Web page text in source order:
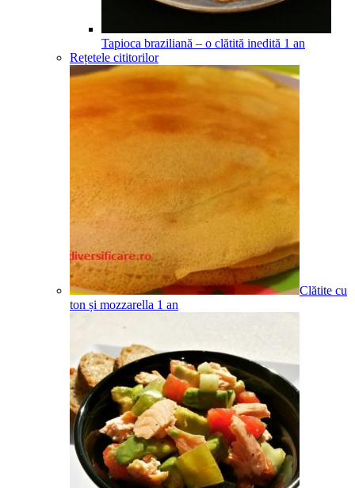
Tapioca braziliană – o clătită inedită 1 an
Rețetele cititorilor
Clătite cu
ton și mozzarella 1 an